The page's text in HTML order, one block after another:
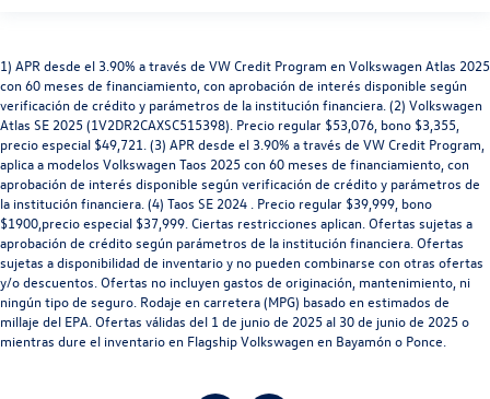
1) APR desde el 3.90% a través de VW Credit Program en Volkswagen Atlas 2025
con 60 meses de financiamiento, con aprobación de interés disponible según
verificación de crédito y parámetros de la institución financiera. (2) Volkswagen
Atlas SE 2025 (1V2DR2CAXSC515398). Precio regular $53,076, bono $3,355,
precio especial $49,721. (3) APR desde el 3.90% a través de VW Credit Program,
aplica a modelos Volkswagen Taos 2025 con 60 meses de financiamiento, con
aprobación de interés disponible según verificación de crédito y parámetros de
la institución financiera. (4) Taos SE 2024 . Precio regular $39,999, bono
$1900,precio especial $37,999. Ciertas restricciones aplican. Ofertas sujetas a
aprobación de crédito según parámetros de la institución financiera. Ofertas
sujetas a disponibilidad de inventario y no pueden combinarse con otras ofertas
y/o descuentos. Ofertas no incluyen gastos de originación, mantenimiento, ni
ningún tipo de seguro. Rodaje en carretera (MPG) basado en estimados de
millaje del EPA. Ofertas válidas del 1 de junio de 2025 al 30 de junio de 2025 o
mientras dure el inventario en Flagship Volkswagen en Bayamón o Ponce.